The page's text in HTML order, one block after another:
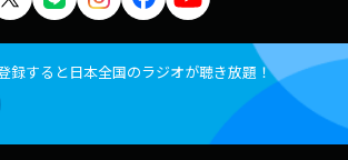
録すると日本全国のラジオが聴き放題！